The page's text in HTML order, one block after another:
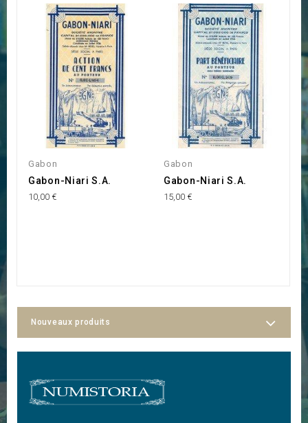
Gabon
Gabon-Niari S.A.
10,00 €
Gabon
Gabon-Niari S.A.
15,00 €
Nouveaux produits